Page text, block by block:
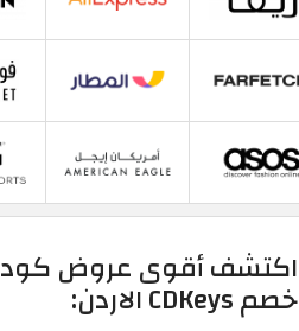
اكتشف أقوى عروض كود
خصم CDKeys الاردن: